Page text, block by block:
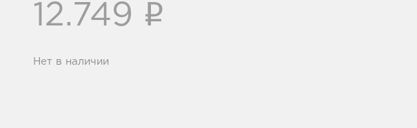
12.749 i
Нет в наличии